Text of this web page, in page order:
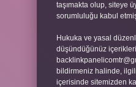
taşımakta olup, siteye
sorumluluğu kabul etmiş
Hukuka ve yasal
düşündüğünüz
bildirmeniz halinde,
içerisinde sitemizden